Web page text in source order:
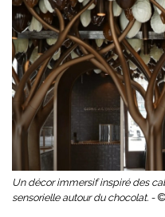
Un décor immersif inspiré des
sensorielle autour du chocolat. -